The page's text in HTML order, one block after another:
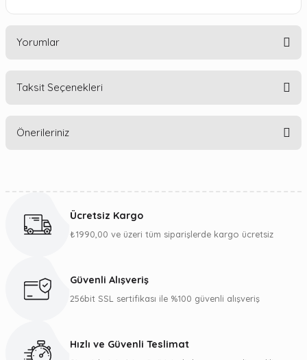
Yorumlar
Taksit Seçenekleri
Önerileriniz
Görüş ve önerileriniz için teşekkür ederiz.
Ürün bilgilerinde hatalar bulunuyor.
Ücretsiz Kargo
₺1990,00 ve üzeri tüm siparişlerde kargo ücretsiz
Güvenli Alışveriş
256bit SSL sertifikası ile %100 güvenli alışveriş
Hızlı ve Güvenli Teslimat